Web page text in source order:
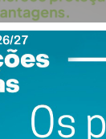
PAÇOS DE FERREIRA